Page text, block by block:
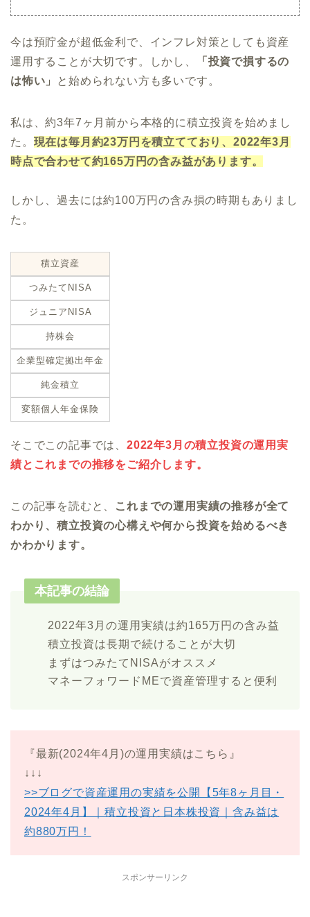
今は預貯金が超低金利で、インフレ対策としても資産
運用することが大切です。しかし、
「投資で損するの
は怖い」
と始められない方も多いです。
私は、約3年7ヶ月前から本格的に積立投資を始めまし
た。 現在は毎月約23万円を積立てており、2022年3月
時点で合わせて約165万円の含み益があります。
しかし、過去には約100万円の含み損の時期もありまし
た。
積立資産
つみたてNISA
ジュニアNISA
持株会
企業型確定拠出年金
純金積立
変額個人年金保険
そこでこの記事では、 2022年3月の積立投資の運用実
績とこれまでの推移をご紹介します。
この記事を読むと、
これまでの運用実績の推移が全て
わかり、積立投資の心構えや何から投資を始めるべき
かわかります。
本記事の結論
2022年3月の運用実績は約165万円の含み益
積立投資は長期で続けることが大切
まずはつみたてNISAがオススメ
マネーフォワードMEで資産管理すると便利
『最新(2024年4月)の運用実績はこちら』
↓↓↓
>>ブログで資産運用の実績を公開【5年8ヶ月目・
2024年4月】｜積立投資と日本株投資｜含み益は
約880万円！
スポンサーリンク